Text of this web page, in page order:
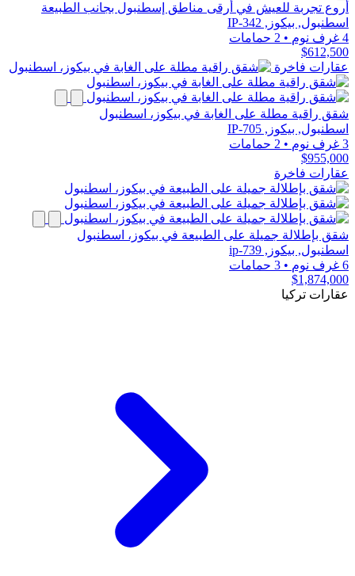
أروع تجربة للعيش في أرقى مناطق إسطنبول بجانب الطبيعة
اسطنبول, بيكوز, IP-342
4 غرف نوم
• 2 حمامات
$612,500
عقارات فاخرة
شقق راقية مطلة على الغابة في بيكوز، اسطنبول
اسطنبول, بيكوز, IP-705
3 غرف نوم
• 2 حمامات
$955,000
عقارات فاخرة
شقق بإطلالة جميلة على الطبيعة في بيكوز، اسطنبول
اسطنبول, بيكوز, ip-739
6 غرف نوم
• 3 حمامات
$1,874,000
عقارات تركيا